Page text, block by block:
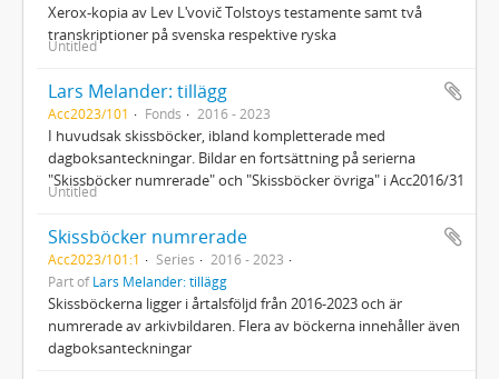
Xerox-kopia av Lev Lʹvovič Tolstoys testamente samt två
transkriptioner på svenska respektive ryska
Untitled
Lars Melander: tillägg
Acc2023/101 Fonds 2016 - 2023
I huvudsak skissböcker, ibland kompletterade med
dagboksanteckningar. Bildar en fortsättning på serierna
"Skissböcker numrerade" och "Skissböcker övriga" i Acc2016/31
Untitled
Skissböcker numrerade
Acc2023/101:1 Series
2016 - 2023
Part ofLars Melander: tillägg
Skissböckerna ligger i årtalsföljd från 2016-2023 och är
numrerade av arkivbildaren. Flera av böckerna innehåller även
dagboksanteckningar